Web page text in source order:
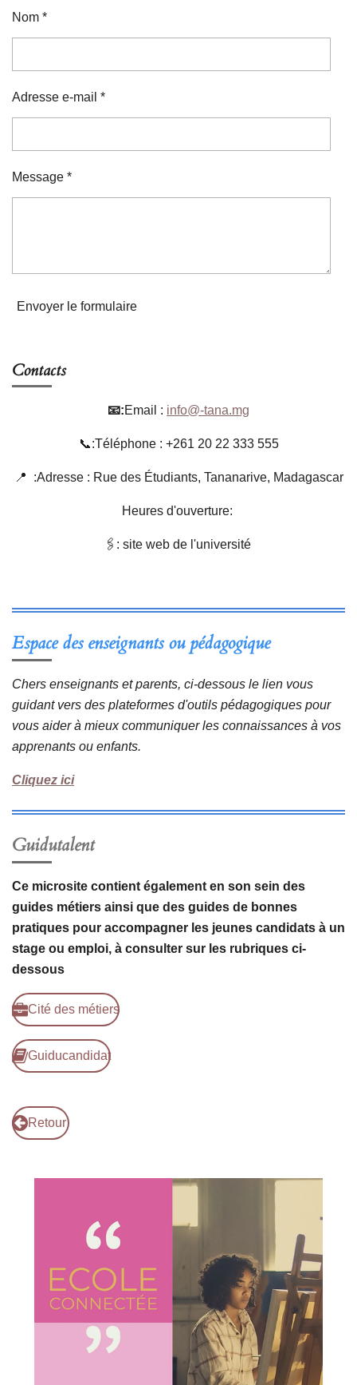
Nom *
Adresse e-mail *
Message *
Envoyer le formulaire
Contacts
📧:Email : info@-tana.mg
📞:Téléphone : +261 20 22 333 555
📍 :Adresse : Rue des Étudiants, Tananarive, Madagascar
Heures d'ouverture:
🖇: site web de l'université
Espace des enseignants ou pédagogique
Chers enseignants et parents, ci-dessous le lien vous
guidant vers des plateformes d'outils pédagogiques pour
vous aider à mieux communiquer les connaissances à vos
apprenants ou enfants.
Cliquez ici
Guidutalent
Ce microsite contient également en son sein des
guides métiers ainsi que des guides de bonnes
pratiques pour accompagner les jeunes candidats à un
stage ou emploi, à consulter sur les rubriques ci-
dessous
Cité des métiers
Guiducandidat
Retour